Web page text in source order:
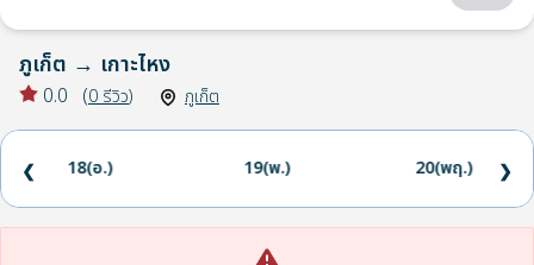
ภูเก็ต → เกาะไหง
0.0 (0 รีวิว) ภูเก็ต
18(อ.) 19(พ.) 20(พฤ.)
❮ ❯